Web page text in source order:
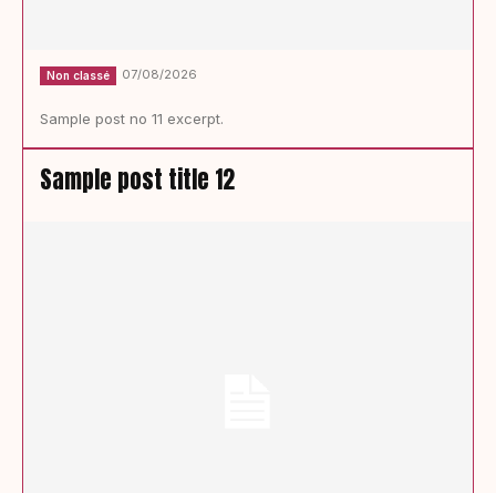
Non classé 07/08/2026
Sample post no 11 excerpt.
Sample post title 12